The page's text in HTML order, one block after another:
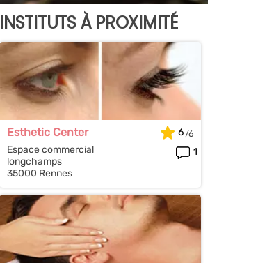
INSTITUTS À PROXIMITÉ
Esthetic Center
Espace commercial
longchamps
35000 Rennes
6
1